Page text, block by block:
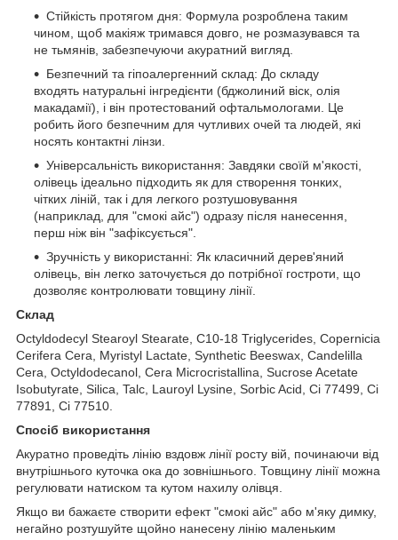
Стійкість протягом дня: Формула розроблена таким
чином, щоб макіяж тримався довго, не розмазувався та
не тьмянів, забезпечуючи акуратний вигляд.
Безпечний та гіпоалергенний склад: До складу
входять натуральні інгредієнти (бджолиний віск, олія
макадамії), і він протестований офтальмологами. Це
робить його безпечним для чутливих очей та людей, які
носять контактні лінзи.
Універсальність використання: Завдяки своїй м'якості,
олівець ідеально підходить як для створення тонких,
чітких ліній, так і для легкого розтушовування
(наприклад, для "смокі айс") одразу після нанесення,
перш ніж він "зафіксується".
Зручність у використанні: Як класичний дерев'яний
олівець, він легко заточується до потрібної гостроти, що
дозволяє контролювати товщину лінії.
Склад
Octyldodecyl Stearoyl Stearate, C10-18 Triglycerides, Copernicia
Cerifera Cera, Myristyl Lactate, Synthetic Beeswax, Candelilla
Cera, Octyldodecanol, Cera Microcristallina, Sucrose Acetate
Isobutyrate, Silica, Talc, Lauroyl Lysine, Sorbic Acid, Ci 77499, Ci
77891, Ci 77510.
Спосіб використання
Акуратно проведіть лінію вздовж лінії росту вій, починаючи від
внутрішнього куточка ока до зовнішнього. Товщину лінії можна
регулювати натиском та кутом нахилу олівця.
Якщо ви бажаєте створити ефект "смокі айс" або м'яку димку,
негайно розтушуйте щойно нанесену лінію маленьким